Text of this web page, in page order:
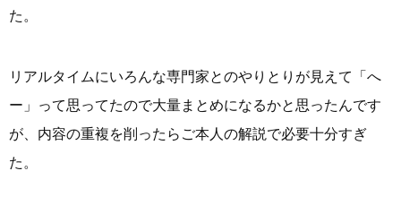
た。
リアルタイムにいろんな専門家とのやりとりが見えて「へ
ー」って思ってたので大量まとめになるかと思ったんです
が、内容の重複を削ったらご本人の解説で必要十分すぎ
た。